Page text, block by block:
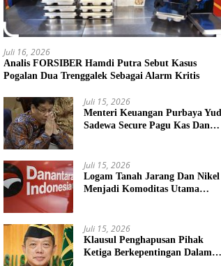
Juli 16, 2026
Analis FORSIBER Hamdi Putra Sebut Kasus
Pogalan Dua Trenggalek Sebagai Alarm Kritis
Juli 15, 2026
Menteri Keuangan Purbaya
Sadewa Secure Pagu Kas Dan
Juli 15, 2026
Logam Tanah Jarang Dan Nikel
Menjadi Komoditas Utama
Juli 15, 2026
Klausul Penghapusan Pihak
Ketiga Berkepentingan Dalam